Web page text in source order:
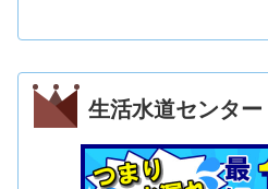
生活水道センター